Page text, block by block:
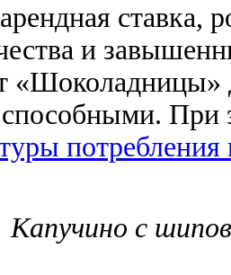
ставка,
и
«Шоколадницы»
При
потребления
Капучино с